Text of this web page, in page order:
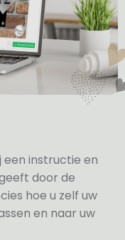
instructie en
door de
hoe u zelf uw
en naar uw